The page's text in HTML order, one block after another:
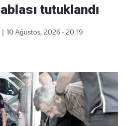
tutuklandı
10 Ağustos, 2026 - 20:19